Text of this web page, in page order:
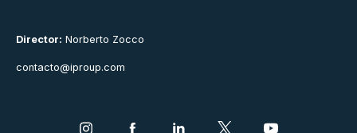
Director: Norberto Zocco
contacto@iproup.com